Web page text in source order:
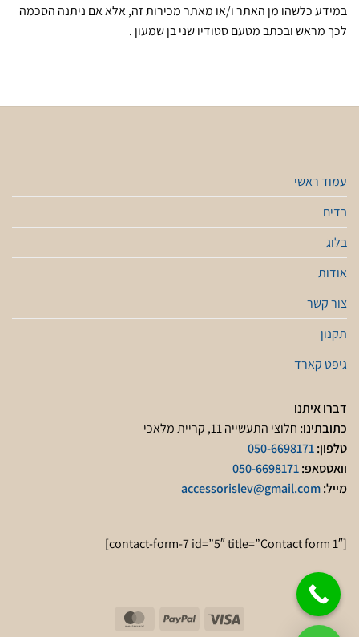
במידע כלשהו מן האתר ו/או מאתר מכירות זה, אלא אם ניתנה הסכמה
לכך מראש ובכתב מטעם סטודיו שני בן שמעון .
עמוד ראשי
בדים
בלוג
אודות
צור קשר
תקנון
גיפט קארד
דברו איתנו
כתובתינו: חלוצי התעשייה 11, קריית מלאכי
טלפון:050-6698171
וואטסאפ:050-6698171
מייל:accessorislev@gmail.com
[contact-form-7 id=”5″ title=”Contact form 1″]